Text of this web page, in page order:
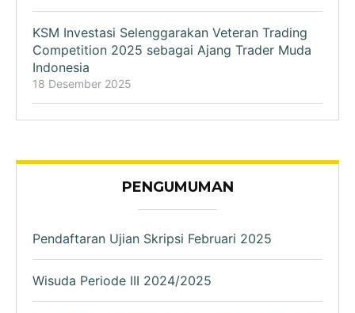
KSM Investasi Selenggarakan Veteran Trading
Competition 2025 sebagai Ajang Trader Muda
Indonesia
18 Desember 2025
PENGUMUMAN
Pendaftaran Ujian Skripsi Februari 2025
Wisuda Periode III 2024/2025